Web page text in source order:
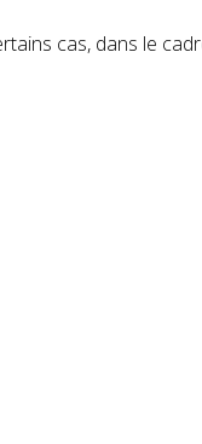
cas, dans le